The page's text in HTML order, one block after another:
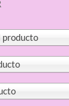
producto